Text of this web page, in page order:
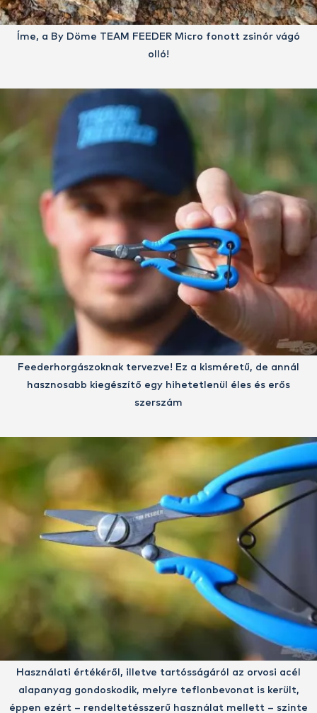
Íme, a By Döme TEAM FEEDER Micro fonott zsinór vágó
olló!
Feederhorgászoknak tervezve! Ez a kisméretű, de annál
hasznosabb kiegészítő egy hihetetlenül éles és erős
szerszám
Használati értékéről, illetve tartósságáról az orvosi acél
alapanyag gondoskodik, melyre teflonbevonat is került,
éppen ezért – rendeltetésszerű használat mellett – szinte